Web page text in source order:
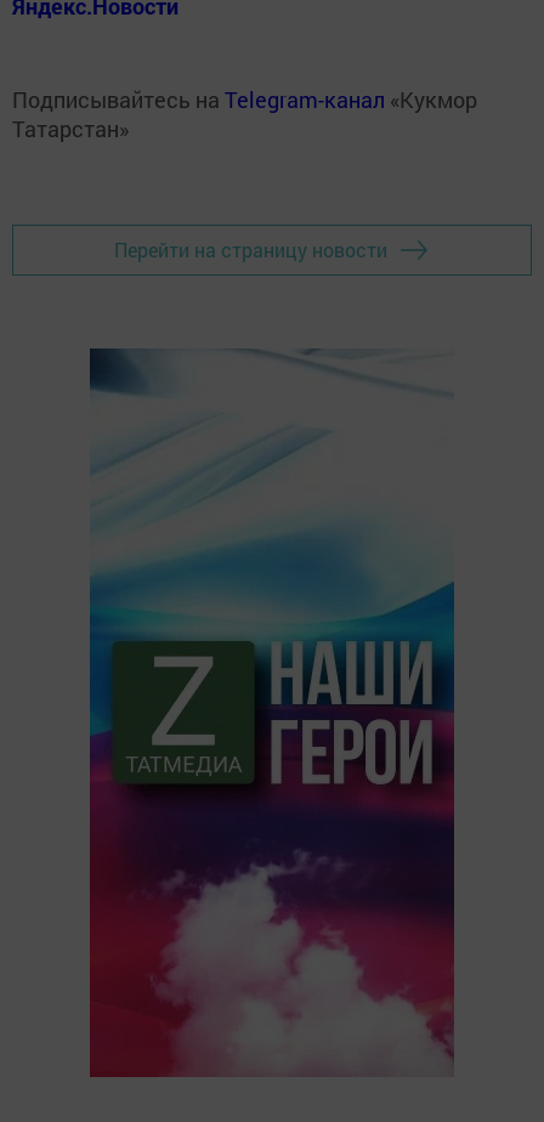
Яндекс.Новости
Подписывайтесь на Telegram-канал «Кукмор
Татарстан»
Перейти на страницу новости